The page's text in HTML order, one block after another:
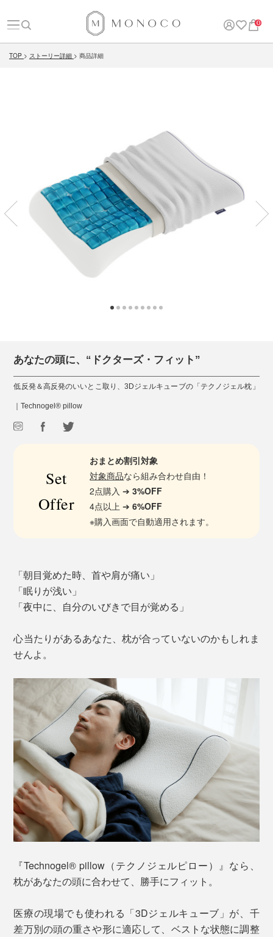
0
TOP ストーリー詳細 商品詳細
あなたの頭に、“ドクターズ・フィット”
低反発＆高反発のいいとこ取り、3Dジェルキューブの「テクノジェル枕」
｜Technogel® pillow
Set
Offer
おまとめ割引対象
対象商品なら組み合わせ自由！
2点購入 ➔3%OFF
4点以上 ➔6%OFF
※購入画面で自動適用されます。
「朝目覚めた時、首や肩が痛い」
「眠りが浅い」
「夜中に、自分のいびきで目が覚める」
心当たりがあるあなた、枕が合っていないのかもしれま
せんよ。
『Technogel® pillow（テクノジェルピロー）』なら、
枕があなたの頭に合わせて、勝手にフィット。
医療の現場でも使われる「3Dジェルキューブ」が、千
差万別の頭の重さや形に適応して、ベストな状態に調整